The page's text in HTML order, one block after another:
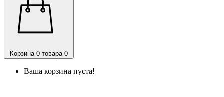
Корзина 0 товара 0
Ваша корзина пуста!